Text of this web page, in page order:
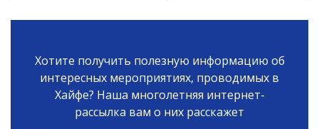
Хотите получить полезную информацию об
интересных мероприятиях, проводимых в
Хайфе? Наша многолетняя интернет-
рассылка вам о них расскажет